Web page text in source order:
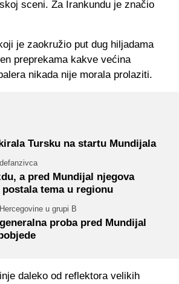
sceni. Za Irankundu je značio
je zaokružio put dug hiljadama
preprekama kakve većina
nikada nije morala prolaziti.
Tursku na startu Mundijala
a pred Mundijal njegova
tema u regionu
u grupi B
proba pred Mundijal
daleko od reflektora velikih